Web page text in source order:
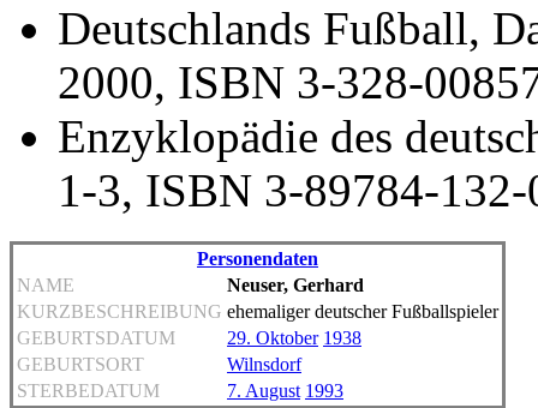
Deutschlands Fußball,
2000, ISBN 3-328-
Enzyklopädie des
1-3, ISBN 3-89784-132-
Personendaten
NAME
Neuser, Gerhard
KURZBESCHREIBUNG ehemaliger deutscher Fußballspieler
GEBURTSDATUM
29. Oktober 1938
GEBURTSORT
Wilnsdorf
STERBEDATUM
7. August 1993